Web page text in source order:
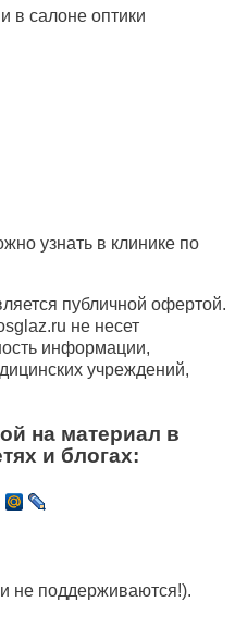
узнать в клинике по
публичной офертой.
не несет
информации,
учреждений,
на материал в
и блогах:
не поддерживаются!).